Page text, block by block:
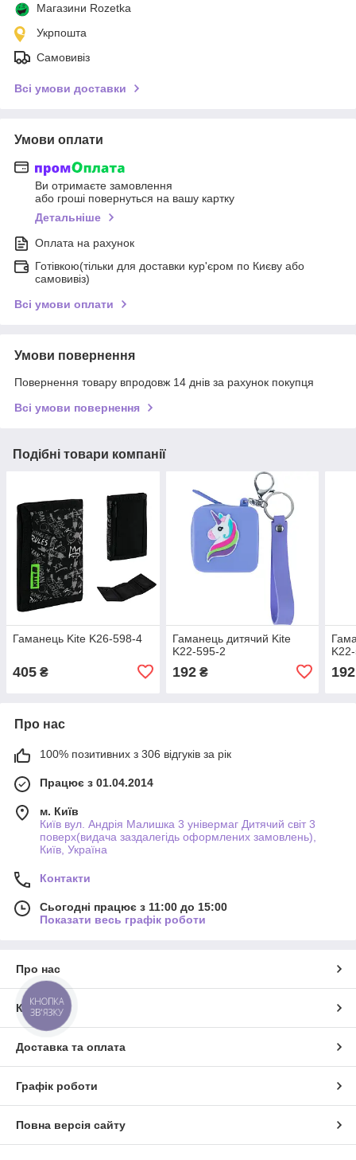
Магазини Rozetka
Укрпошта
Самовивіз
Всі умови доставки
Умови оплати
Ви отримаєте замовлення
або гроші повернуться на вашу картку
Детальніше
Оплата на рахунок
Готівкою(тільки для доставки кур'єром по Києву або
самовивіз)
Всі умови оплати
Умови повернення
Повернення товару впродовж 14 днів за рахунок покупця
Всі умови повернення
Подібні товари компанії
Гаманець Kite K26-598-4
405 ₴
Гаманець дитячий Kite
K22-595-2
192₴ 192
Про нас
100% позитивних з 306 відгуків за рік
Працює з 01.04.2014
м. Київ
Київ вул. Андрія Малишка 3 універмаг Дитячий світ 3
поверх(видача заздалегідь оформлених замовлень),
Київ, Україна
Контакти
Сьогодні працює з 11:00 до 15:00
Показати весь графік роботи
Про нас
Контакти
Доставка та оплата
Графік роботи
Повна версія сайту
КНОПКА
ЗВ'ЯЗКУ